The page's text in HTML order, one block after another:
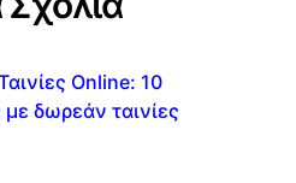
Online: 10
με δωρεάν ταινίες